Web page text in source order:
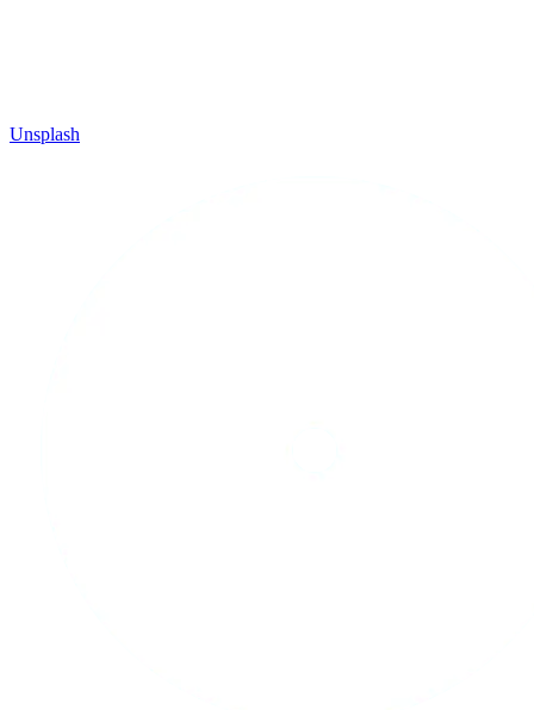
Unsplash